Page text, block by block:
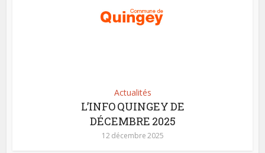
Actualités
L’INFO QUINGEY DE
DÉCEMBRE 2025
12 décembre 2025